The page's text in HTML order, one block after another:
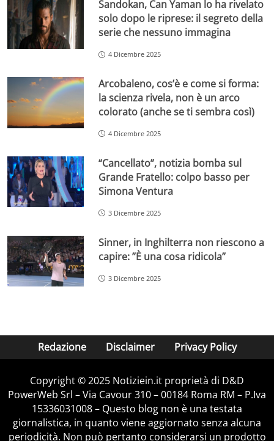
Sandokan, Can Yaman lo ha rivelato
solo dopo le riprese: il segreto della
serie che nessuno immagina
4 Dicembre 2025
Arcobaleno, cos’è e come si forma:
la scienza rivela, non è un arco
colorato (anche se ti sembra così)
4 Dicembre 2025
“Cancellato”, notizia bomba sul
Grande Fratello: colpo basso per
Simona Ventura
3 Dicembre 2025
Sinner, in Inghilterra non riescono a
capire: ”È una cosa ridicola”
3 Dicembre 2025
Redazione Disclaimer Privacy Policy
Copyright © 2025 Notiziein.it proprietà di D&D
PowerWeb Srl – Via Cavour 310 – 00184 Roma RM – P.Iva
15336031008 – Questo blog non è una testata
giornalistica, in quanto viene aggiornato senza alcuna
periodicità. Non può pertanto considerarsi un prodotto